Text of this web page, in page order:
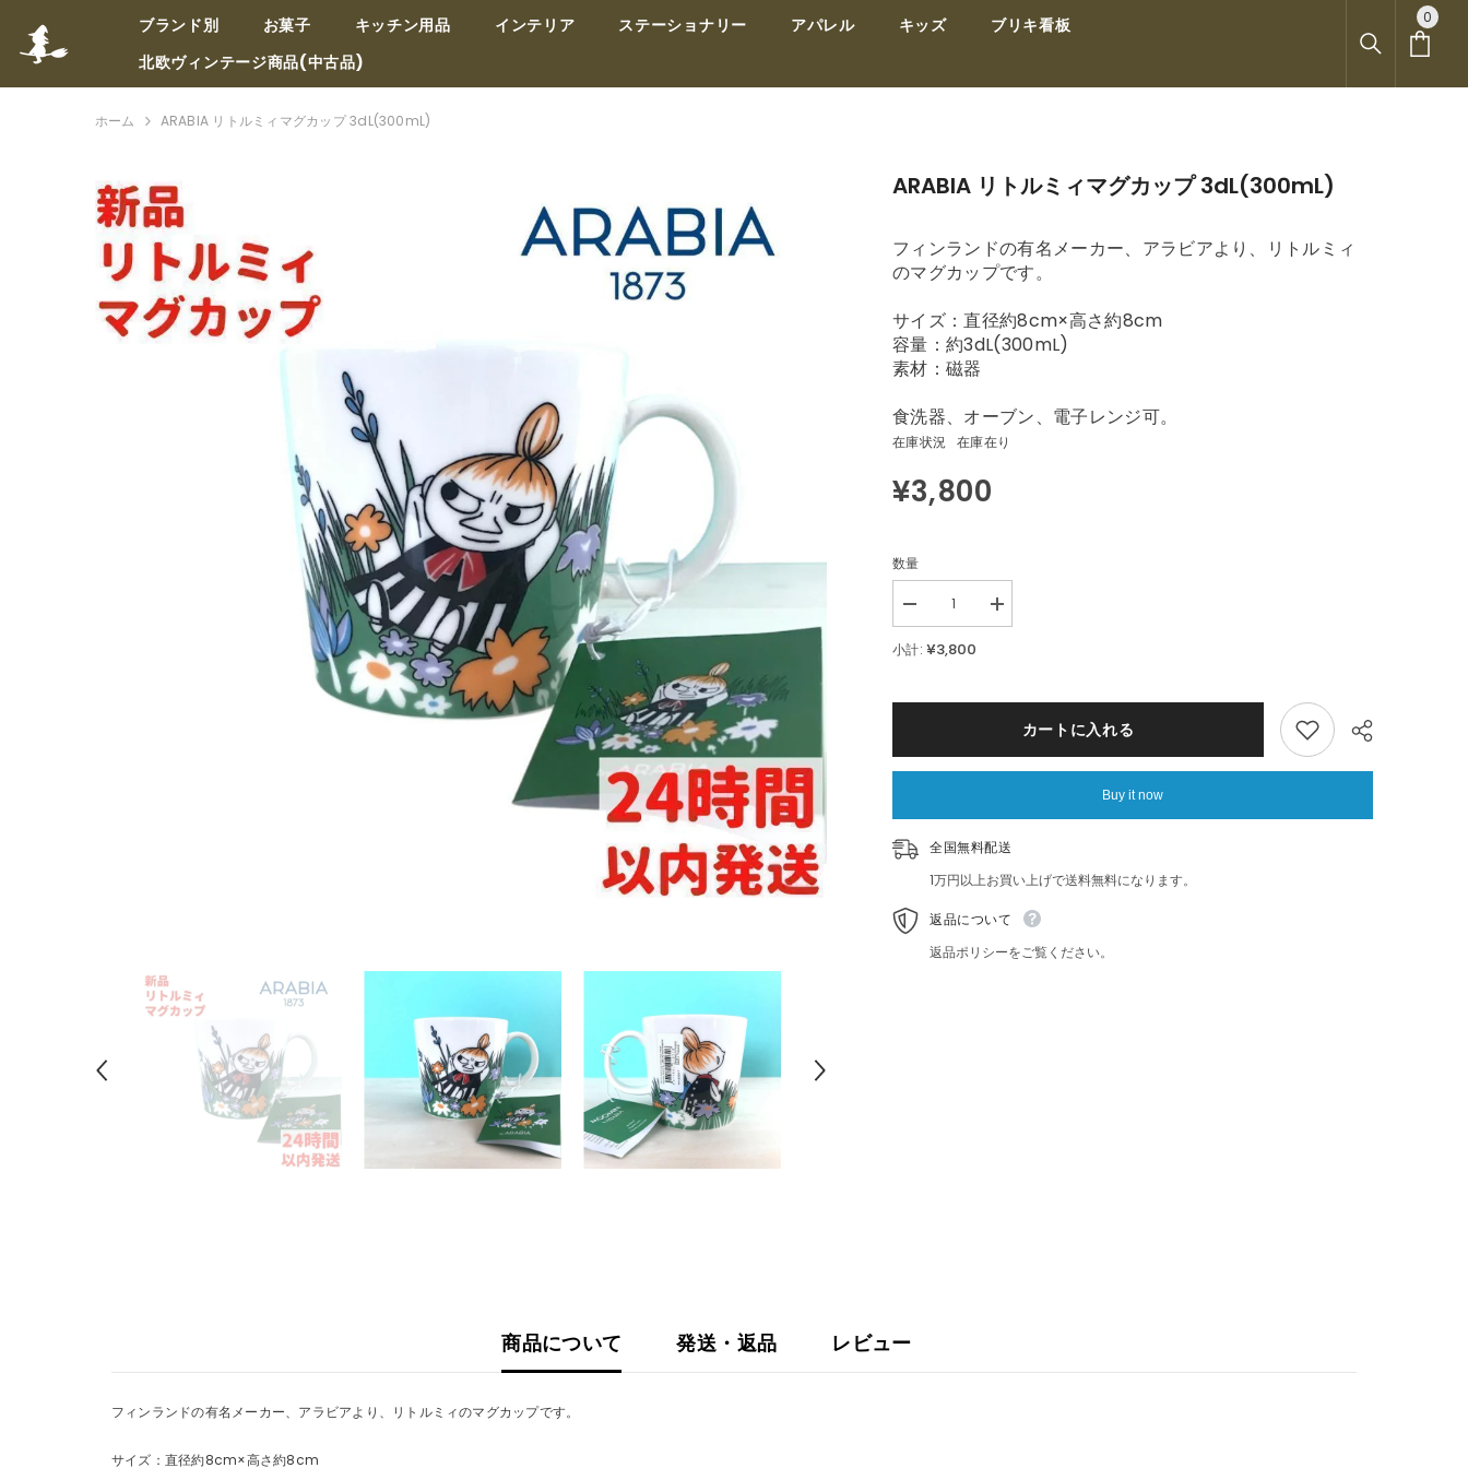
ブランド別 お菓子 キッチン用品 インテリア ステーショナリー アパレル キッズ
ブリキ看板
北欧ヴィンテージ商品(中古品)
00
ホーム
ARABIA リトルミィマグカップ 3dL(300mL)
ARABIA リトルミィマグカップ 3dL(300mL)
フィンランドの有名メーカー、アラビアより、リトルミィ
のマグカップです。
サイズ：直径約8cm×高さ約8cm
容量：約3dL(300mL)
素材：磁器
食洗器、オーブン、電子レンジ可。
在庫状況 在庫在り
¥3,800
数量
Decrease
quantity
for
ARABIA
ィ
マ
カ
ッ
プ
3dL(300mL)
Increase
quantity
ィ
マ
カ
プ
3dL(300mL)
小計:¥3,800
カートに入れる
Buy it now
全国無料配送
1万円以上お買い上げで送料無料になります。
返品について
返品ポリシーをご覧ください。
商品について 発送・返品 レビュー
フィンランドの有名メーカー、アラビアより、リトルミィのマグカップです。
サイズ：直径約8cm×高さ約8cm